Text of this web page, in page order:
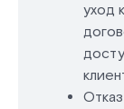
уход